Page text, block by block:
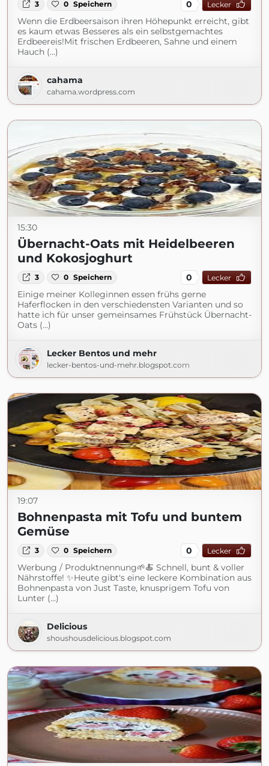
3 0 Speichern 0 Lecker
Wenn die Erdbeersaison ihren Höhepunkt erreicht, gibt
es kaum etwas Besseres als ein selbstgemachtes
Erdbeereis!Mit frischen Erdbeeren, Sahne und einem
Hauch (...)
cahama
cahama.wordpress.com
15:30
Übernacht-Oats mit Heidelbeeren
und Kokosjoghurt
3 0 Speichern 0 Lecker
Einige meiner Kolleginnen essen frühs gerne
Haferflocken in den verschiedensten Varianten und so
hatte ich für unser gemeinsames Frühstück Übernacht-
Oats (...)
Lecker Bentos und mehr
lecker-bentos-und-mehr.blogspot.com
19:07
Bohnenpasta mit Tofu und buntem
Gemüse
3 0 Speichern 0 Lecker
Werbung / Produktnennung🌱🍝 Schnell, bunt & voller
Nährstoffe! ✨Heute gibt's eine leckere Kombination aus
Bohnenpasta von Just Taste, knusprigem Tofu von
Lunter (...)
Delicious
shoushousdelicious.blogspot.com